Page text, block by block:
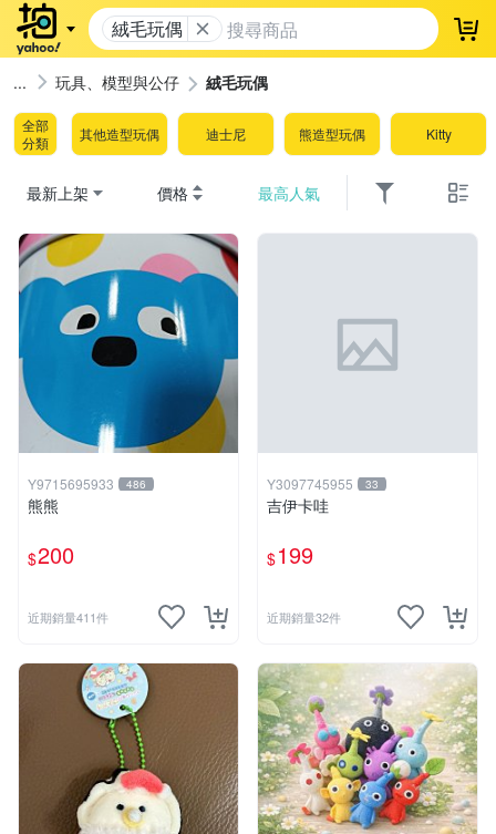
絨毛玩偶 登
玩具、模型與公仔 絨毛玩偶
全部
分類
其他造型玩偶 迪士尼 熊造型玩偶 Kitty
最新上架 價格 最高人氣
Y9715695933 486
熊熊
$200
近期銷量411件
Y3097745955 33
吉伊卡哇
$199
近期銷量32件